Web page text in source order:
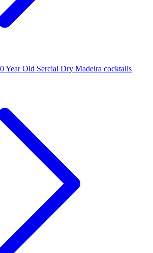
Year Old Sercial Dry Madeira cocktails